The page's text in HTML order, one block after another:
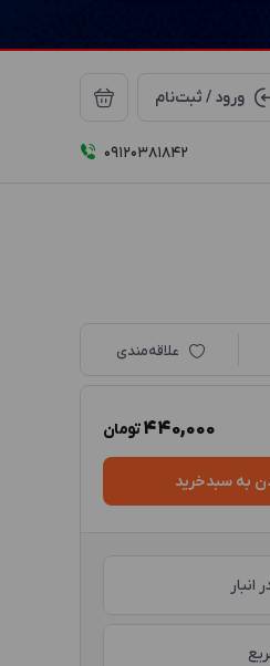
ورود / ثبت‌نام
09120381842
علاقه‌مندی
440,000تومان
به سبدخرید
انبار